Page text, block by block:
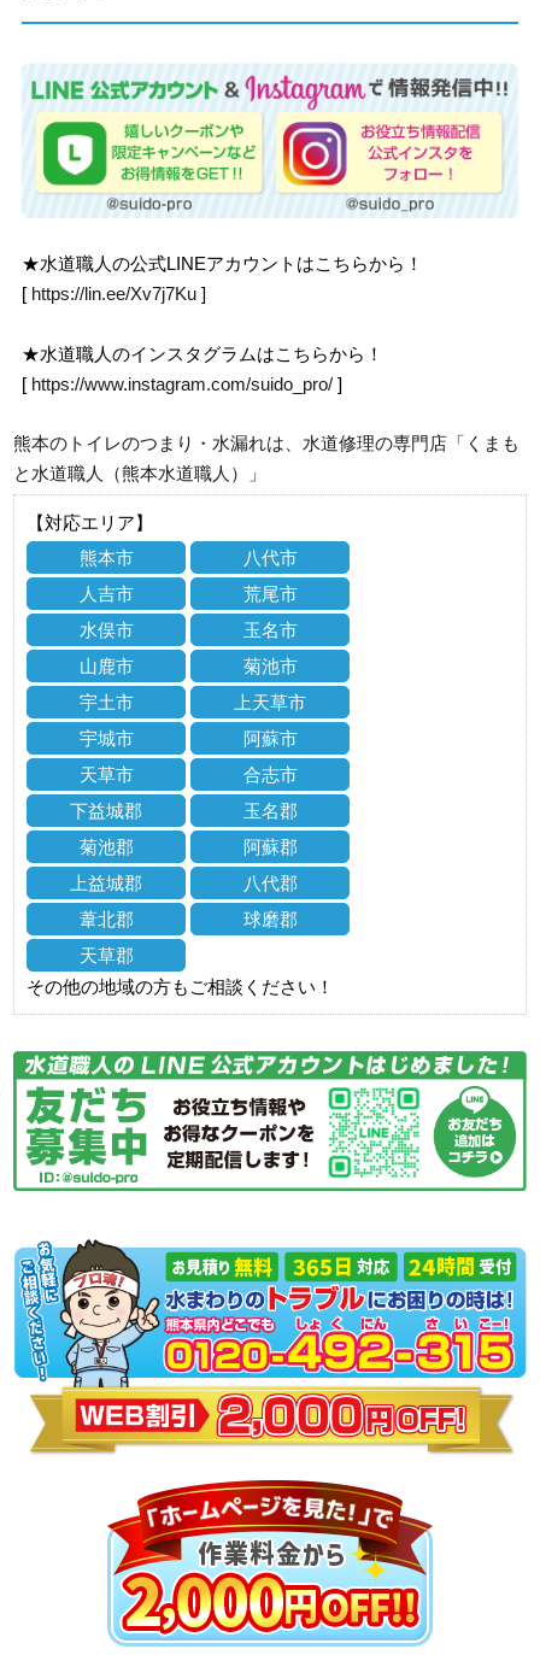
★水道職人の公式LINEアカウントはこちらから！
[ https://lin.ee/Xv7j7Ku ]
★水道職人のインスタグラムはこちらから！
[ https://www.instagram.com/suido_pro/ ]
熊本のトイレのつまり・水漏れは、水道修理の専門店「くまも
と水道職人（熊本水道職人）」
【対応エリア】
熊本市
八代市
人吉市
荒尾市
水俣市
玉名市
山鹿市
菊池市
宇土市
上天草市
宇城市
阿蘇市
天草市
合志市
下益城郡
玉名郡
菊池郡
阿蘇郡
上益城郡
八代郡
葦北郡
球磨郡
天草郡
その他の地域の方もご相談ください！